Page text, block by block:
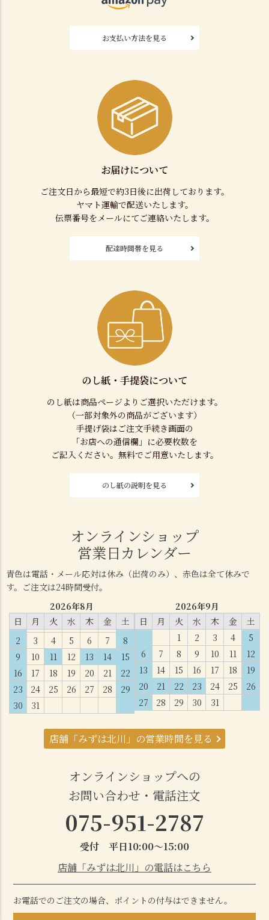
お支払い方法を見る
お届けについて
ご注文日から最短で約3日後に出荷しております。
ヤマト運輸で配送いたします。
伝票番号をメールにてご連絡いたします。
配達時間帯を見る
のし紙・手提袋について
のし紙は商品ページよりご選択いただけます。
（一部対象外の商品がございます）
手提げ袋はご注文手続き画面の
「お店への通信欄」に必要枚数を
ご記入ください。無料でご用意いたします。
のし紙の説明を見る
オンラインショップ
営業日カレンダー
青色は電話・メール応対は休み（出荷のみ）、赤色は全て休みで
す。ご注文は24時間受付。
2026年8月
日
月 火 水 木 金
土
2
3 4 5 6 7
8
9
10 11 12 13 14
15
16
17 18 19 20 21
22
23
24 25 26 27 28
29
30
31
2026年9月
日
月 火 水 木 金
土
1
2 3 4
5
6
7 8 9 10 11
12
13
14 15 16 17 18
19
20
21 22 23 24 25
26
27
28 29 30 31
店舗「みずは北川」の営業時間を見る
オンラインショップへの
お問い合わせ・電話注文
075-951-2787
受付 平日10:00～15:00
店舗「みずは北川」の電話はこちら
お電話でのご注文の場合、ポイントの付与はできません。